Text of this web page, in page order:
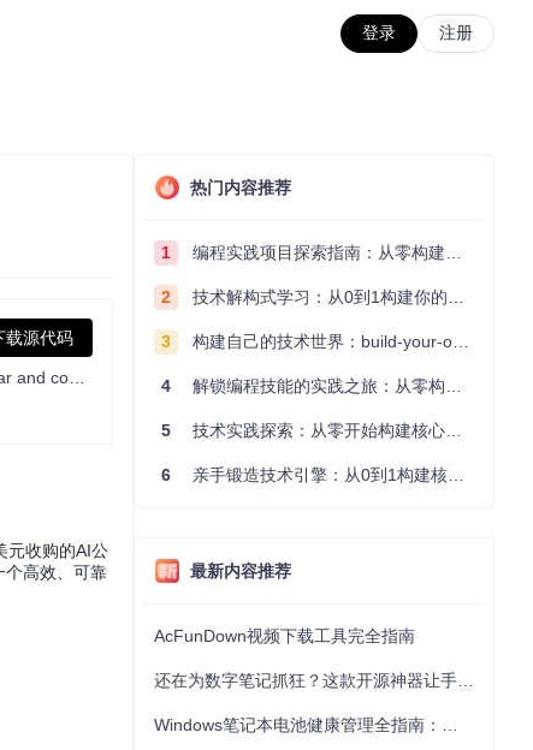
登录 注册
载源代码
元收购的AI公
个高效、可靠
热门内容推荐
1 编程实践项目探索指南：从零构建技术能力体系
2 技术解构式学习：从0到1构建你的编程知识体系
3 构建自己的技术世界：build-your-own-x项目的实践探索指南
4 解锁编程技能的实践之旅：从零构建你的技术世界
5 技术实践探索：从零开始构建核心系统的实践指南
6 亲手锻造技术引擎：从0到1构建核心系统的实践指南
最新内容推荐
AcFunDown视频下载工具完全指南